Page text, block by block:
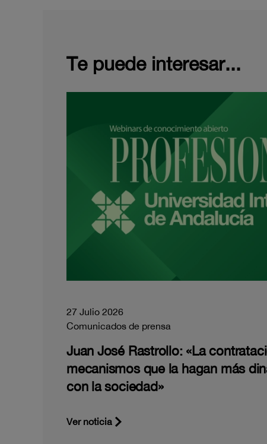
Te puede interesar...
27 Julio 2026
Comunicados de prensa
Juan José Rastrollo: «La
mecanismos que la hagan más
con la sociedad»
Ver noticia